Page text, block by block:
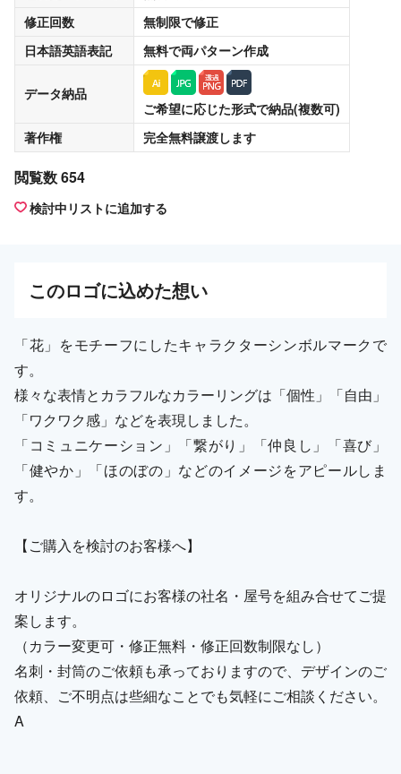
修正回数
無制限で修正
日本語英語表記
無料で両パターン作成
データ納品
ご希望に応じた形式で納品(複数可)
著作権
完全無料譲渡します
閲覧数 654
検討中リストに追加する
このロゴに込めた想い
「花」をモチーフにしたキャラクターシンボルマークで
す。
様々な表情とカラフルなカラーリングは「個性」「自由」
「ワクワク感」などを表現しました。
「コミュニケーション」「繋がり」「仲良し」「喜び」
「健やか」「ほのぼの」などのイメージをアピールしま
す。
【ご購入を検討のお客様へ】
オリジナルのロゴにお客様の社名・屋号を組み合せてご提
案します。
（カラー変更可・修正無料・修正回数制限なし）
名刺・封筒のご依頼も承っておりますので、デザインのご
依頼、ご不明点は些細なことでも気軽にご相談ください。
A